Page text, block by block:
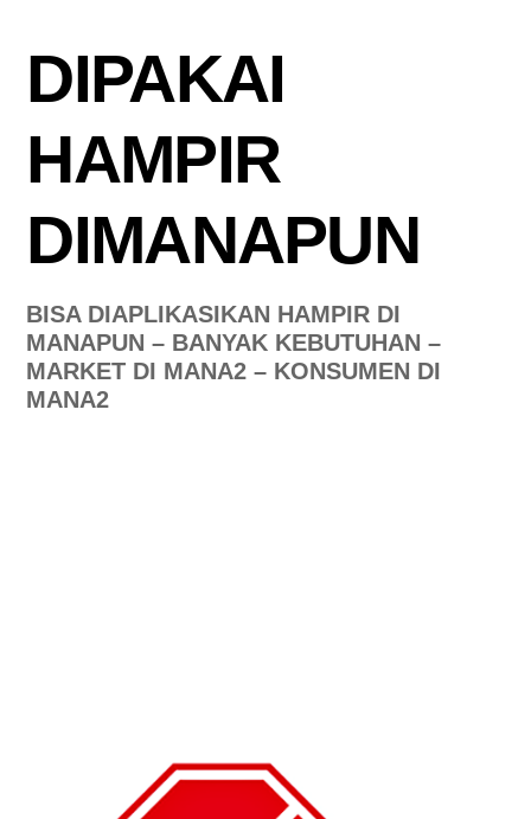
DIPAKAI
HAMPIR
DIMANAPUN
BISA DIAPLIKASIKAN HAMPIR DI
MANAPUN – BANYAK KEBUTUHAN –
MARKET DI MANA2 – KONSUMEN DI
MANA2